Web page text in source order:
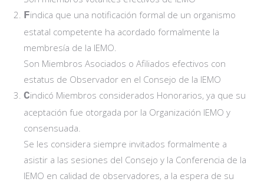
Findica que una notificación formal de un organismo
estatal competente ha acordado formalmente la
membresía de la IEMO.
Son Miembros Asociados o Afiliados efectivos con
estatus de Observador en el Consejo de la IEMO
Cindicó Miembros considerados Honorarios, ya que su
aceptación fue otorgada por la Organización IEMO y
consensuada.
Se les considera siempre invitados formalmente a
asistir a las sesiones del Consejo y la Conferencia de la
IEMO en calidad de observadores, a la espera de su